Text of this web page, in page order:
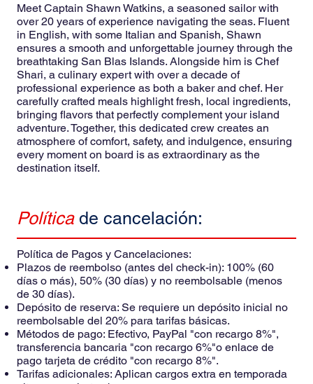
Meet Captain Shawn Watkins, a seasoned sailor with
over 20 years of experience navigating the seas. Fluent
in English, with some Italian and Spanish, Shawn
ensures a smooth and unforgettable journey through the
breathtaking San Blas Islands. Alongside him is Chef
Shari, a culinary expert with over a decade of
professional experience as both a baker and chef. Her
carefully crafted meals highlight fresh, local ingredients,
bringing flavors that perfectly complement your island
adventure. Together, this dedicated crew creates an
atmosphere of comfort, safety, and indulgence, ensuring
every moment on board is as extraordinary as the
destination itself.
Política de cancelación:
Política de Pagos y Cancelaciones:
Plazos de reembolso (antes del check-in): 100% (60
días o más), 50% (30 días) y no reembolsable (menos
de 30 días).
Depósito de reserva: Se requiere un depósito inicial no
reembolsable del 20% para tarifas básicas.
Métodos de pago: Efectivo, PayPal "con recargo 8%",
transferencia bancaria "con recargo 6%"o enlace de
pago tarjeta de crédito "con recargo 8%".
Tarifas adicionales: Aplican cargos extra en temporada